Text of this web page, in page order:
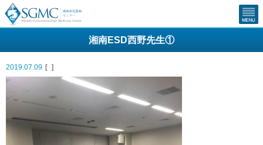
湘南ESD西野先生①
2019.07.09 [ ]